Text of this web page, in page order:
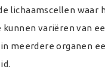
lichaamscellen
variëren van
meerdere organen